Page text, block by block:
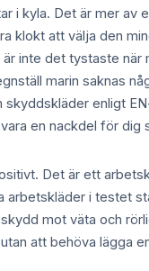
i kyla. Det är mer
klokt att välja den
inte det tystaste
marin saknas
enligt
en nackdel för dig
Det är ett
i testet
mot väta och
att behöva